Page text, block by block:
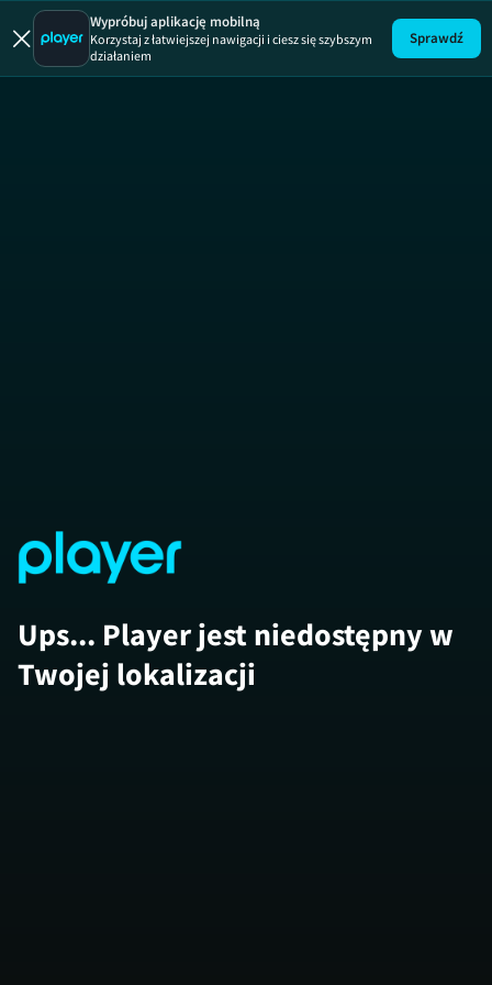
Idris
Wypróbuj aplikację mobilną
Korzystaj z łatwiejszej nawigacji i ciesz się szybszym
działaniem
Sprawdź
Ups... Player jest niedostępny w
Twojej lokalizacji